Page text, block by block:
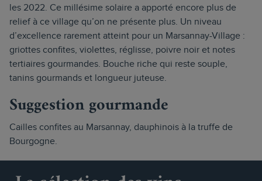
les 2022. Ce millésime solaire a apporté encore plus de
relief à ce village qu’on ne présente plus. Un niveau
d’excellence rarement atteint pour un Marsannay-Village :
griottes confites, violettes, réglisse, poivre noir et notes
tertiaires gourmandes. Bouche riche qui reste souple,
tanins gourmands et longueur juteuse.
Suggestion gourmande
Cailles confites au Marsannay, dauphinois à la truffe de
Bourgogne.